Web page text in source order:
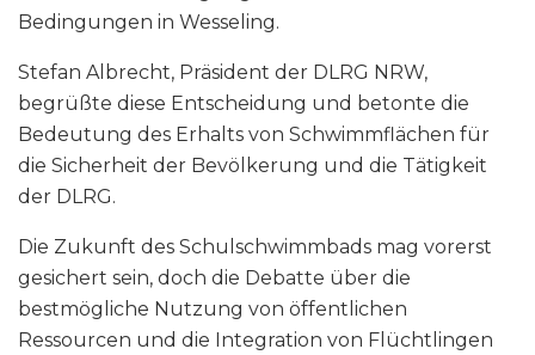
Bedingungen in Wesseling.
Stefan Albrecht, Präsident der DLRG NRW,
begrüßte diese Entscheidung und betonte die
Bedeutung des Erhalts von Schwimmflächen für
die Sicherheit der Bevölkerung und die Tätigkeit
der DLRG.
Die Zukunft des Schulschwimmbads mag vorerst
gesichert sein, doch die Debatte über die
bestmögliche Nutzung von öffentlichen
Ressourcen und die Integration von Flüchtlingen